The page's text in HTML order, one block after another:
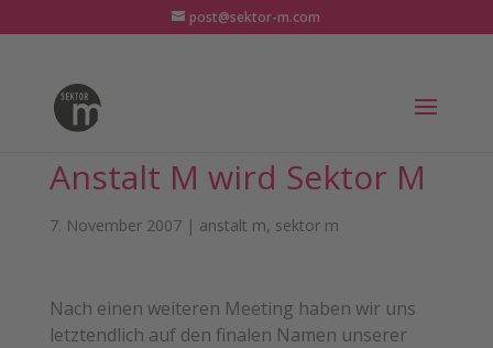
post@sektor-m.com
Anstalt M wird Sektor M
7. November 2007| anstalt m, sektor m
Nach einen weiteren Meeting haben wir uns
letztendlich auf den finalen Namen unserer